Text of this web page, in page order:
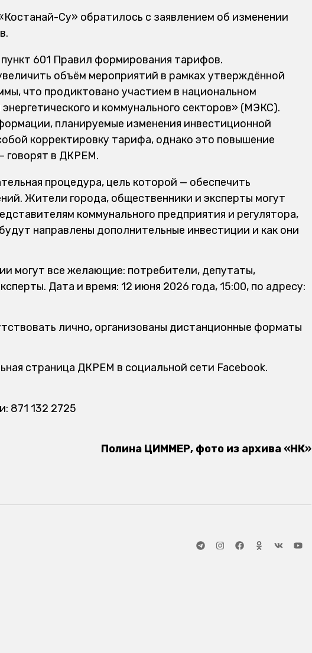
Су» обратилось с заявлением об изменении
601 Правил формирования тарифов.
объём мероприятий в рамках утверждённой
что продиктовано участием в национальном
и коммунального секторов» (МЭКС).
планируемые изменения инвестиционной
корректировку тарифа, однако это повышение
говорят в ДКРЕМ.
процедура, цель которой — обеспечить
Жители города, общественники и эксперты могут
коммунального предприятия и регулятора,
направлены дополнительные инвестиции и как они
могут все желающие: потребители, депутаты,
Дата и время: 12 июня 2026 года, 15:00, по адресу:
лично, организованы дистанционные форматы
страница ДКРЕМ в социальной сети Facebook.
871 132 2725
Полина ЦИММЕР, фото из архива «НК»